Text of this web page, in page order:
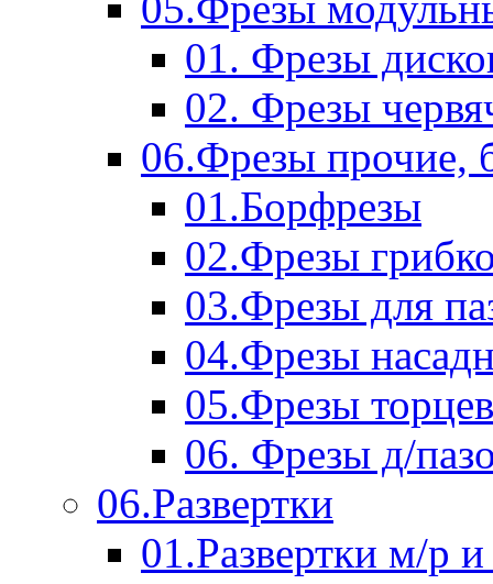
01. Фрезы
02. Фрезы
06.Фрезы прочие,
01.Борфрезы
02.Фрезы
03.Фрезы для
04.Фрезы
05.Фрезы
06. Фрезы д/
06.Развертки
01.Развертки м/р